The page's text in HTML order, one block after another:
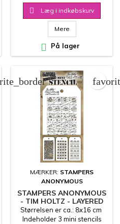
 Læg i indkøbskurv
Mere
 På lager
MÆRKER: STAMPERS
ANONYMOUS
STAMPERS ANONYMOUS
- TIM HOLTZ - LAYERED
MINI STENCIL SET 51
Størrelsen er ca.: 8x16 cm
Indeholder 3 mini stencils